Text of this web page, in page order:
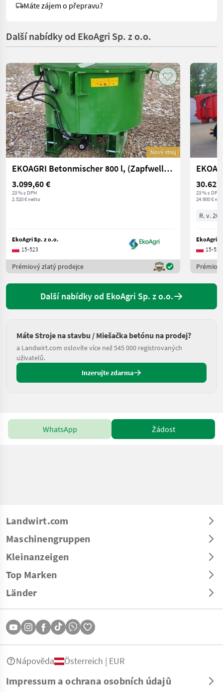
Máte zájem o přepravu?
Další nabídky od EkoAgri Sp. z o.o.
Nový stroj
EKOAGRI Betonmischer 800 l, (Zapfwelle oder hydraulisch)
3.099,60 €
23 % s DPH
2.520 € netto
EkoAgri Sp. z o.o.
15-523
Prémiový zlatý prodejce
30.627
23 % s DPH
24.900 €
R. v.
EkoAgri
15-523
Další nabídky od EkoAgri Sp. z o.o.
Máte Stroje na stavbu / Miešačka betónu na prodej?
a Landwirt.com oslovíte více než 545 000 registrovaných
uživatelů.
Inzerujte zdarma
WhatsApp Žádost
Landwirt.com
Maschinengruppen
Kleinanzeigen
Top Marken
Länder
Impressum a ochrana osobních údajů
Nápověda Österreich | EUR